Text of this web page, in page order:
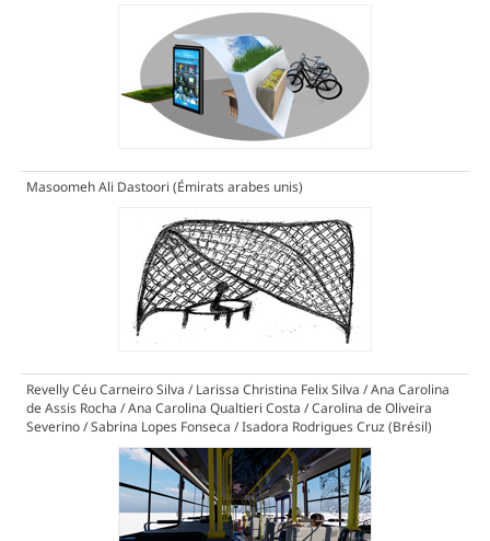
Masoomeh Ali Dastoori (Émirats arabes unis)
Revelly Céu Carneiro Silva / Larissa Christina Felix Silva / Ana Carolina
de Assis Rocha / Ana Carolina Qualtieri Costa / Carolina de Oliveira
Severino / Sabrina Lopes Fonseca / Isadora Rodrigues Cruz (Brésil)